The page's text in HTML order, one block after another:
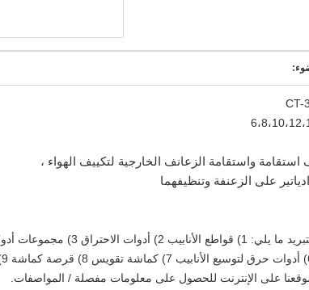
استقامة واستقامة الزعانف الخارجية لتكييف الهواء ،
على الزعنفة وتنظيفهما
على الإنترنت للحصول على معلومات مفصلة / المواصفات.